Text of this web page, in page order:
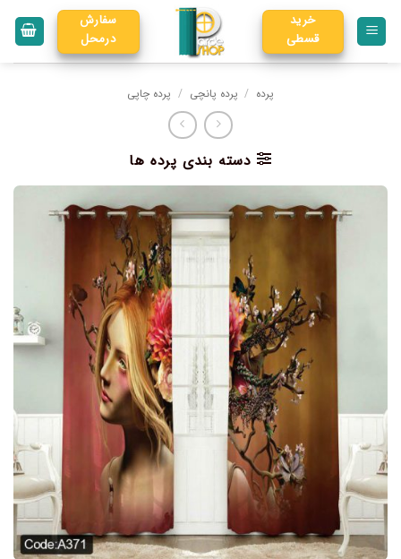
خرید
قسطی
سفارش
درمحل
پرده / پرده پانچی / پرده چاپی
دسته بندی پرده ها